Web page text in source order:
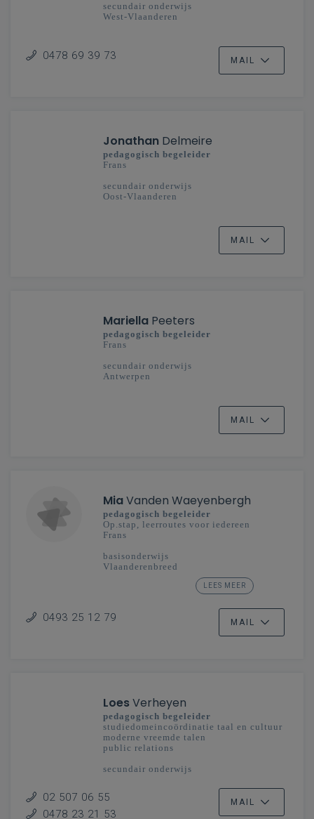
secundair onderwijs
West-Vlaanderen
0478 69 39 73 MAIL
Jonathan Delmeire
pedagogisch begeleider
Frans
secundair onderwijs
Oost-Vlaanderen
MAIL
Mariella Peeters
pedagogisch begeleider
Frans
secundair onderwijs
Antwerpen
MAIL
MiaVanden Waeyenbergh
pedagogisch begeleider
Op.stap, leerroutes voor iedereen
Frans
basisonderwijs
Vlaanderenbreed
LEES MEER
0493 25 12 79 MAIL
LoesVerheyen
pedagogisch begeleider
studiedomeincoördinatie taal en cultuur
moderne vreemde talen
public relations
secundair onderwijs
02 507 06 55
0478 23 21 53
MAIL